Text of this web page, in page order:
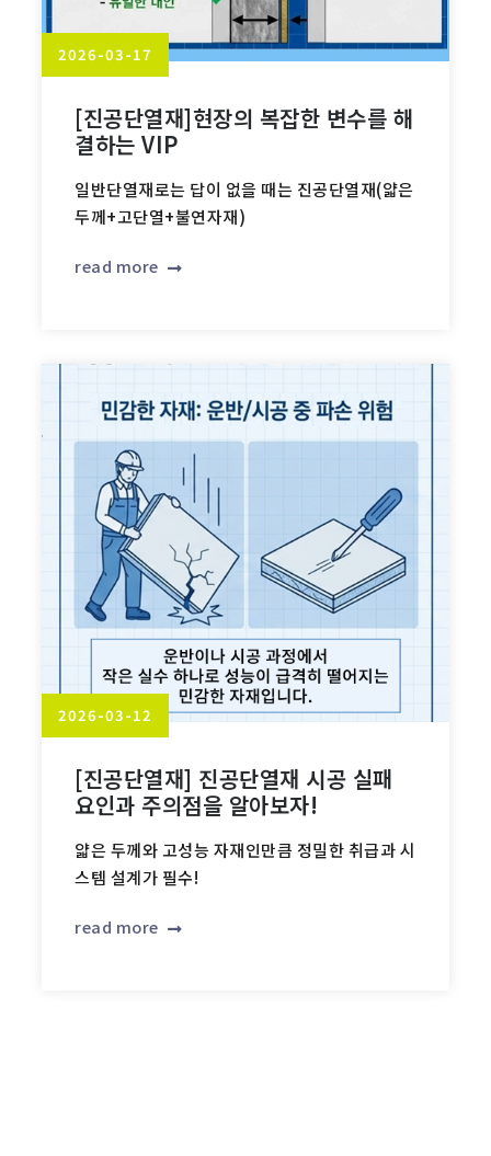
2026-03-17
[진공단열재]현장의 복잡한 변수를 해
결하는 VIP
일반단열재로는 답이 없을 때는 진공단열재(얇은
두께+고단열+불연자재)
read more
2026-03-12
[진공단열재] 진공단열재 시공 실패
요인과 주의점을 알아보자!
얇은 두께와 고성능 자재인만큼 정밀한 취급과 시
스템 설계가 필수!
read more